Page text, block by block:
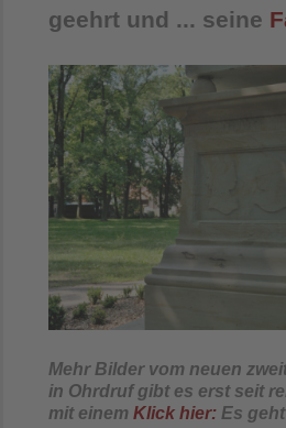
geehrt und ... seine
Mehr Bilder vom neuen
in Ohrdruf gibt es erst seit
mit einem Klick hier: Es